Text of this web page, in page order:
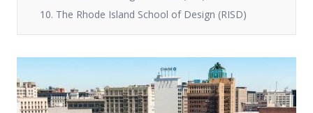
10. The Rhode Island School of Design (RISD)